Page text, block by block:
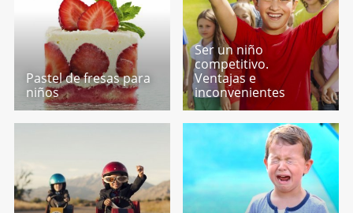
Pastel de fresas para
niños
Ser un niño
competitivo.
Ventajas e
inconvenientes